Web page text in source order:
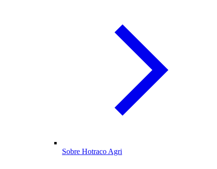
Sobre Hotraco Agri